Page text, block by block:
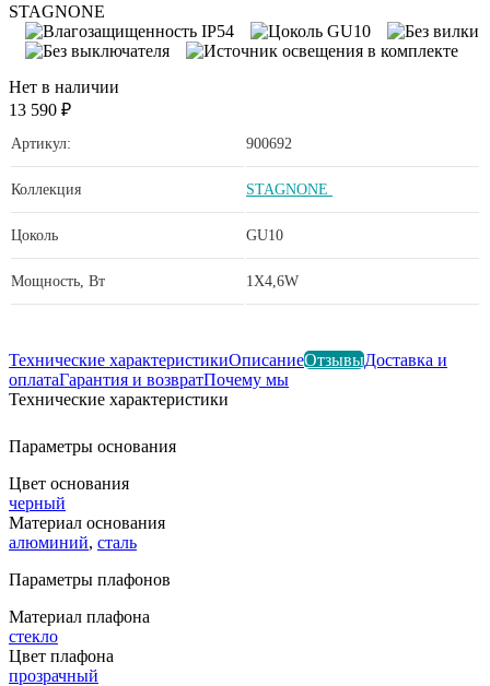
Нет в наличии
13 590 ₽
Артикул: 900692
Коллекция STAGNONE
Цоколь GU10
Мощность, Вт 1X4,6W
Технические характеристикиОписаниеОтзывыДоставка и
оплатаГарантия и возвратПочему мы
Технические характеристики
Параметры основания
Цвет основания
черный
Материал основания
алюминий, сталь
Параметры плафонов
Материал плафона
стекло
Цвет плафона
прозрачный